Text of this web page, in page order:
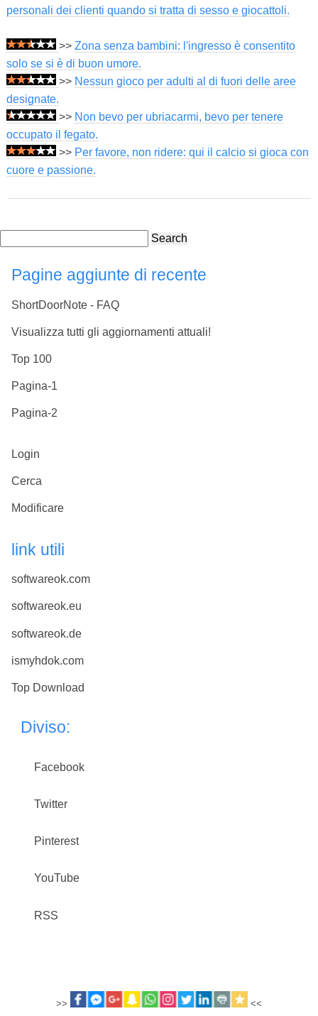
personali dei clienti quando si tratta di sesso e giocattoli.
>> Zona senza bambini: l'ingresso è consentito
solo se si è di buon umore.
>> Nessun gioco per adulti al di fuori delle aree
designate.
>> Non bevo per ubriacarmi, bevo per tenere
occupato il fegato.
>> Per favore, non ridere: qui il calcio si gioca con
cuore e passione.
Search
Pagine aggiunte di recente
ShortDoorNote - FAQ
Visualizza tutti gli aggiornamenti attuali!
Top 100
Pagina-1
Pagina-2
Login
Cerca
Modificare
link utili
softwareok.com
softwareok.eu
softwareok.de
ismyhdok.com
Top Download
Diviso:
Facebook
Twitter
Pinterest
YouTube
RSS
>> <<